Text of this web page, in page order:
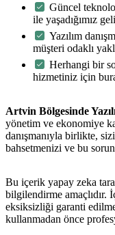
Güncel
ile yaşadığımız
Yazılım
müşteri odaklı
Herhangi bir
hizmetiniz için
Artvin Bölgesinde
yönetim ve ekonomiye
danışmanıyla birlikte,
bahsetmenizi ve bu
Bu içerik yapay zeka
bilgilendirme
eksiksizliği garanti
kullanmadan önce